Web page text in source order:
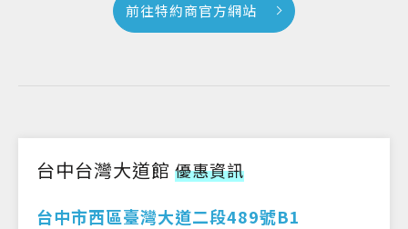
前往特約商官方網站
台中台灣大道館 優惠資訊
台中市西區臺灣大道二段489號B1